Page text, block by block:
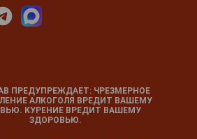
ПРЕДУПРЕЖДАЕТ: ЧРЕЗМЕРНОЕ
АЛКОГОЛЯ ВРЕДИТ ВАШЕМУ
КУРЕНИЕ ВРЕДИТ ВАШЕМУ
ЗДОРОВЬЮ.